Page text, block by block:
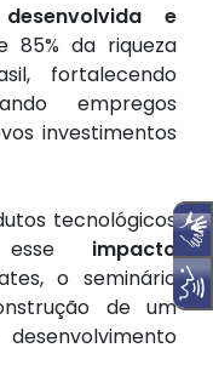
e
85% da riqueza
fortalecendo
empregos
investimentos
tecnológicos
esse impacto
o seminário
de um